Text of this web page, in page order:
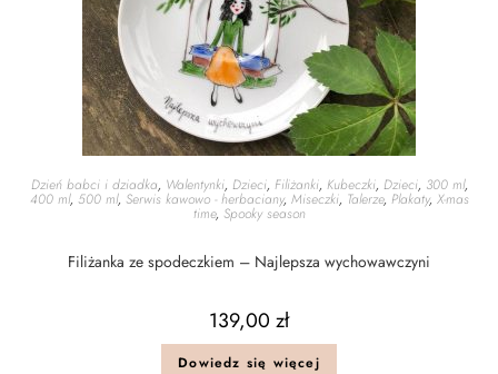
Dzień babci i dziadka, Walentynki, Dzieci, Filiżanki, Kubeczki, Dzieci, 300 ml,
400 ml, 500 ml, Serwis kawowo - herbaciany, Miseczki, Talerze, Plakaty, X-mas
time, Spooky season
Filiżanka ze spodeczkiem – Najlepsza wychowawczyni
139,00 zł
Dowiedz się więcej